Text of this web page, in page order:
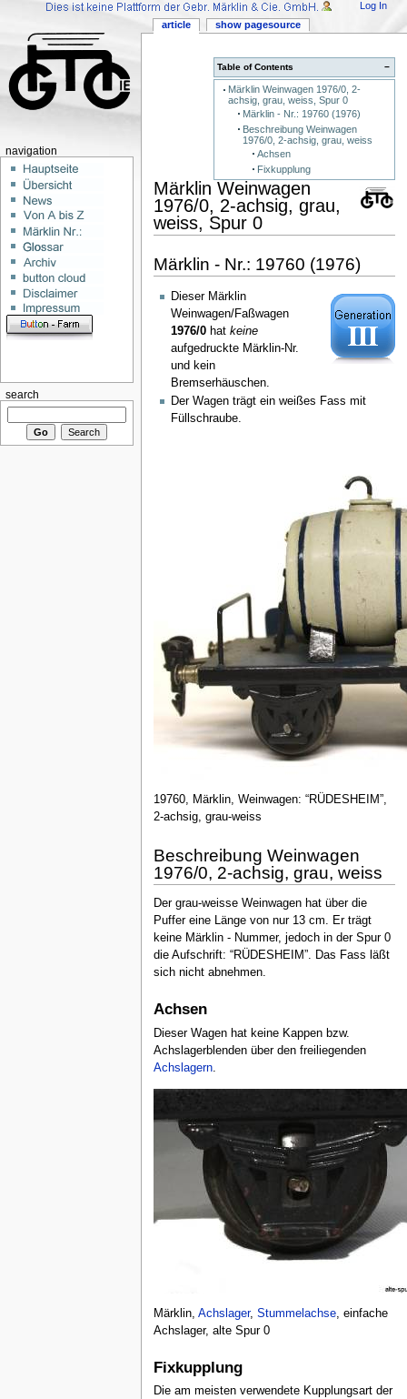
−
Table of Contents
Märklin Weinwagen 1976/0, 2-
achsig, grau, weiss, Spur 0
Märklin - Nr.: 19760 (1976)
Beschreibung Weinwagen
1976/0, 2-achsig, grau, weiss
Achsen
Fixkupplung
Märklin Weinwagen
1976/0, 2-achsig, grau,
weiss, Spur 0
Märklin - Nr.: 19760 (1976)
Dieser Märklin
Weinwagen/Faßwagen
1976/0hat keine
aufgedruckte Märklin-Nr.
und kein
Bremserhäuschen.
Der Wagen trägt ein weißes Fass mit
Füllschraube.
19760, Märklin, Weinwagen: “RÜDESHEIM”,
2-achsig, grau-weiss
Beschreibung Weinwagen
1976/0, 2-achsig, grau, weiss
Der grau-weisse Weinwagen hat über die
Puffer eine Länge von nur 13 cm. Er trägt
keine Märklin - Nummer, jedoch in der Spur 0
die Aufschrift: “RÜDESHEIM”. Das Fass läßt
sich nicht abnehmen.
Achsen
Dieser Wagen hat keine Kappen bzw.
Achslagerblenden über den freiliegenden
Achslagern.
Märklin, Achslager, Stummelachse, einfache
Achslager, alte Spur 0
Fixkupplung
Die am meisten verwendete Kupplungsart der
article show pagesource
Log In
navigation
search